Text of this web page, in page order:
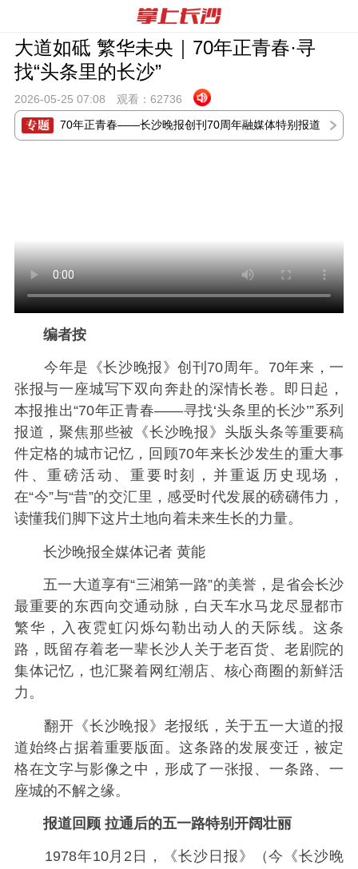
大道如砥 繁华未央｜70年正青春·寻
找“头条里的长沙”
2026-05-25 07:08 观看： 62736
70年正青春——长沙晚报创刊70周年融媒体特别报道
编者按
今年是《长沙晚报》创刊70周年。70年来，一
张报与一座城写下双向奔赴的深情长卷。即日起，
本报推出“70年正青春——寻找‘头条里的长沙’”系列
报道，聚焦那些被《长沙晚报》头版头条等重要稿
件定格的城市记忆，回顾70年来长沙发生的重大事
件、重磅活动、重要时刻，并重返历史现场，
在“今”与“昔”的交汇里，感受时代发展的磅礴伟力，
读懂我们脚下这片土地向着未来生长的力量。
长沙晚报全媒体记者 黄能
五一大道享有“三湘第一路”的美誉，是省会长沙
最重要的东西向交通动脉，白天车水马龙尽显都市
繁华，入夜霓虹闪烁勾勒出动人的天际线。这条
路，既留存着老一辈长沙人关于老百货、老剧院的
集体记忆，也汇聚着网红潮店、核心商圈的新鲜活
力。
翻开《长沙晚报》老报纸，关于五一大道的报
道始终占据着重要版面。这条路的发展变迁，被定
格在文字与影像之中，形成了一张报、一条路、一
座城的不解之缘。
报道回顾 拉通后的五一路特别开阔壮丽
1978年10月2日，《长沙日报》（今《长沙晚